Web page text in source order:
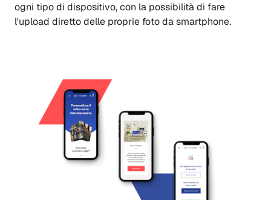
ogni tipo di dispositivo, con la possibilità di fare
l'upload diretto delle proprie foto da smartphone.